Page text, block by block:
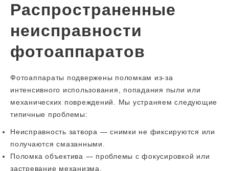
Распространенные
неисправности
фотоаппаратов
Фотоаппараты подвержены поломкам из-за
интенсивного использования, попадания пыли или
механических повреждений. Мы устраняем следующие
типичные проблемы:
Неисправность затвора — снимки не фиксируются или
получаются смазанными.
Поломка объектива — проблемы с фокусировкой или
застревание механизма.